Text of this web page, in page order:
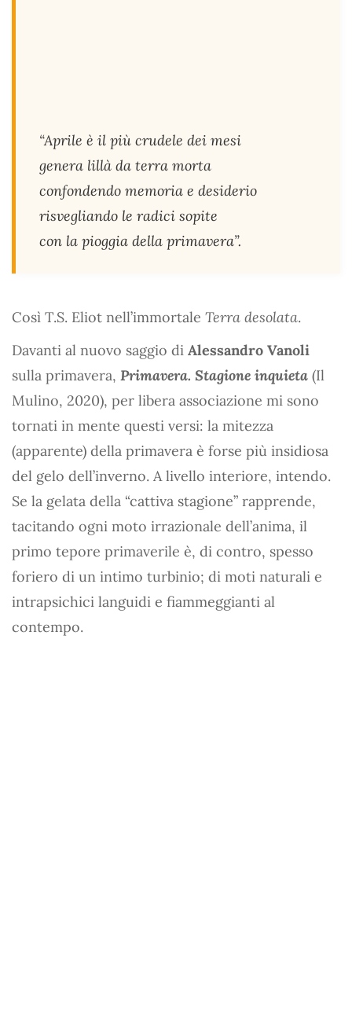
“Aprile è il più crudele dei mesi
genera lillà da terra morta
confondendo memoria e desiderio
risvegliando le radici sopite
con la pioggia della primavera”.
Così T.S. Eliot nell’immortale Terra desolata.
Davanti al nuovo saggio di Alessandro Vanoli
sulla primavera, Primavera. Stagione inquieta (Il
Mulino, 2020), per libera associazione mi sono
tornati in mente questi versi: la mitezza
(apparente) della primavera è forse più insidiosa
del gelo dell’inverno. A livello interiore, intendo.
Se la gelata della “cattiva stagione” rapprende,
tacitando ogni moto irrazionale dell’anima, il
primo tepore primaverile è, di contro, spesso
foriero di un intimo turbinio; di moti naturali e
intrapsichici languidi e fiammeggianti al
contempo.